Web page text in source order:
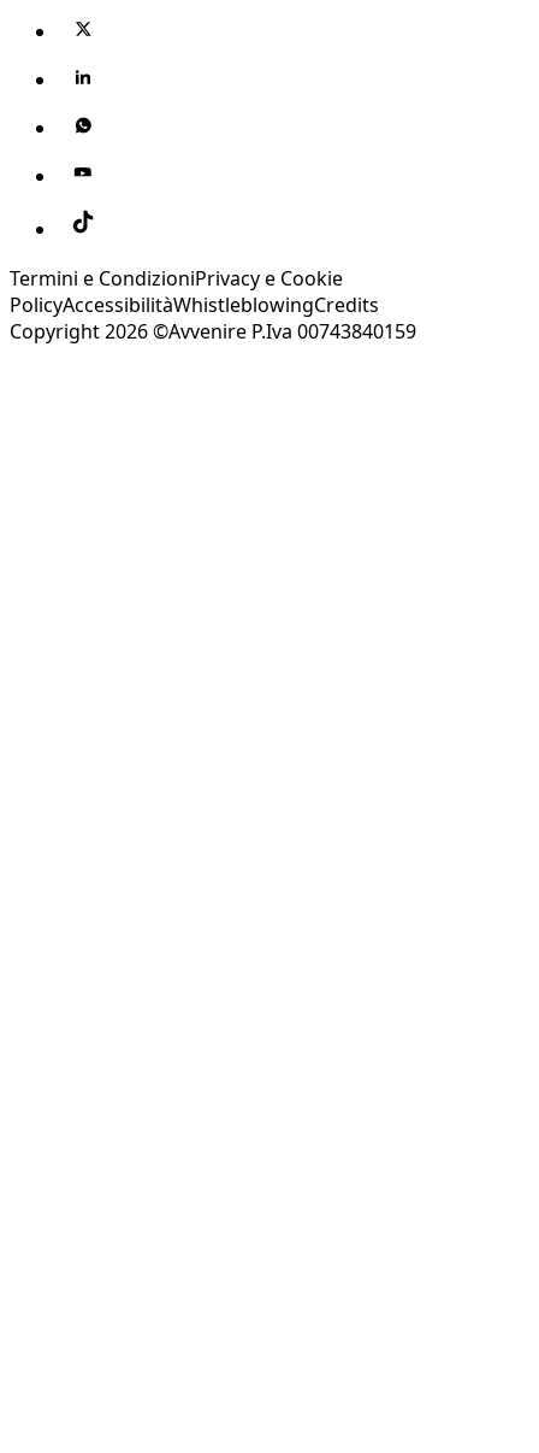
Termini e CondizioniPrivacy e Cookie
PolicyAccessibilitàWhistleblowingCredits
Copyright 2026 ©Avvenire P.Iva 00743840159